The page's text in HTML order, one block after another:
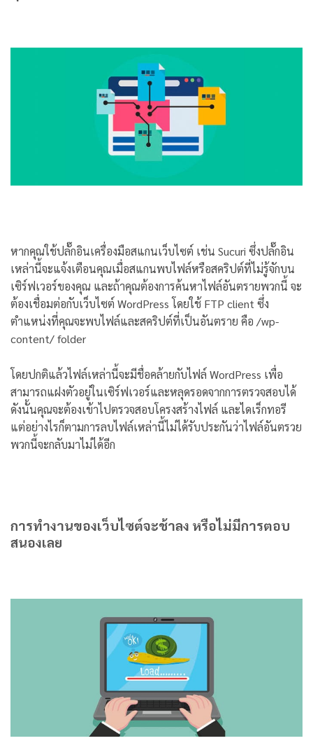
หากคุณใช้ปลั๊กอินเครื่องมือสแกนเว็บไซต์ เช่น Sucuri ซึ่งปลั๊กอิน
เหล่านี้จะแจ้งเตือนคุณเมื่อสแกนพบไฟล์หรือสคริปต์ที่ไม่รู้จักบน
เซิร์ฟเวอร์ของคุณ และถ้าคุณต้องการค้นหาไฟล์อันตรายพวกนี้ จะ
ต้องเชื่อมต่อกับเว็บไซต์ WordPress โดยใช้ FTP client ซึ่ง
ตำแหน่งที่คุณจะพบไฟล์และสคริปต์ที่เป็นอันตราย คือ /wp-
content/ folder
โดยปกติแล้วไฟล์เหล่านี้จะมีชื่อคล้ายกับไฟล์ WordPress เพื่อ
สามารถแฝงตัวอยู่ในเซิร์ฟเวอร์และหลุดรอดจากการตรวจสอบได้
ดังนั้นคุณจะต้องเข้าไปตรวจสอบโครงสร้างไฟล์ และไดเร็กทอรี
แต่อย่างไรก็ตามการลบไฟล์เหล่านี้ไม่ได้รับประกันว่าไฟล์อันตรวย
พวกนี้จะกลับมาไม่ได้อีก
การทำงานของเว็บไซต์จะช้าลง หรือไม่มีการตอบ
สนองเลย